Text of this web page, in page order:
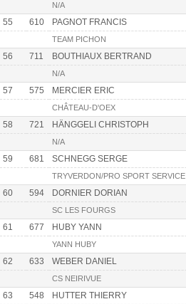
N/A
55 610 PAGNOT FRANCIS
TEAM PICHON
56 711 BOUTHIAUX BERTRAND
N/A
57 575 MERCIER ERIC
CHÂTEAU-D'OEX
58 721 HÄNGGELI CHRISTOPH
N/A
59 681 SCHNEGG SERGE
TRYVERDON/PRO SPORT SERVICE
60 594 DORNIER DORIAN
SC LES FOURGS
61 677 HUBY YANN
YANN HUBY
62 633 WEBER DANIEL
CS NEIRIVUE
63 548 HUTTER THIERRY